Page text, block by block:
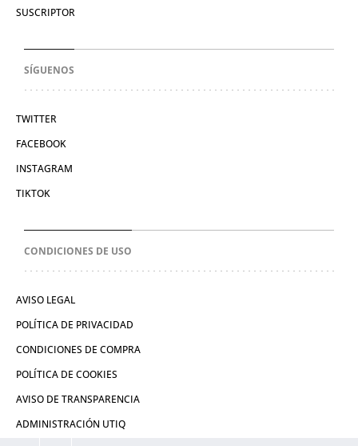
SUSCRIPTOR
SÍGUENOS
TWITTER
FACEBOOK
INSTAGRAM
TIKTOK
CONDICIONES DE USO
AVISO LEGAL
POLÍTICA DE PRIVACIDAD
CONDICIONES DE COMPRA
POLÍTICA DE COOKIES
AVISO DE TRANSPARENCIA
ADMINISTRACIÓN UTIQ